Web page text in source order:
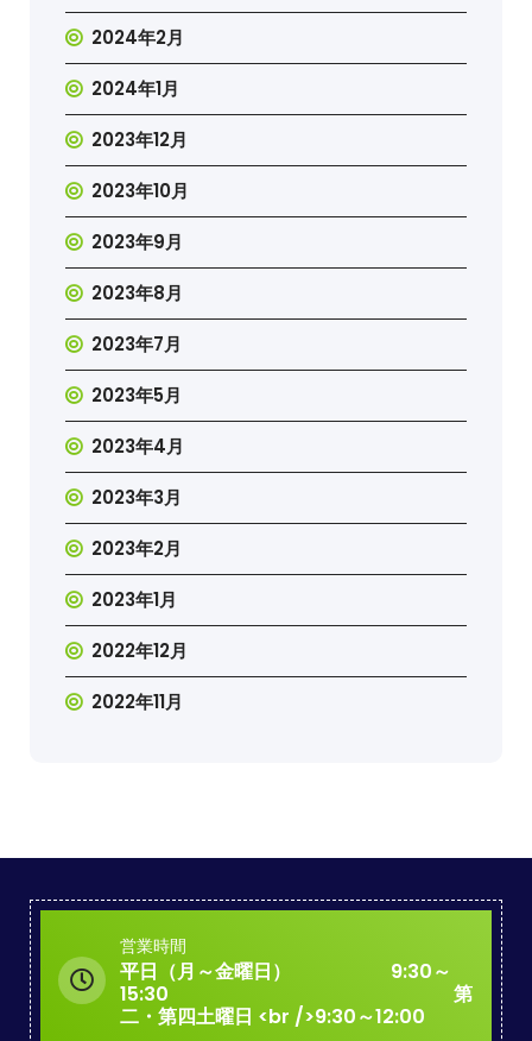
2024年2月
2024年1月
2023年12月
2023年10月
2023年9月
2023年8月
2023年7月
2023年5月
2023年4月
2023年3月
2023年2月
2023年1月
2022年12月
2022年11月
営業時間
平日（月～金曜日） 9:30～
15:30 第
二・第四土曜日 <br />9:30～12:00